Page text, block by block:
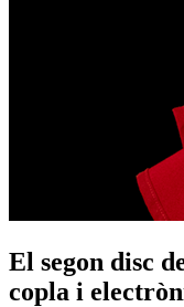
El segon disc
copla i